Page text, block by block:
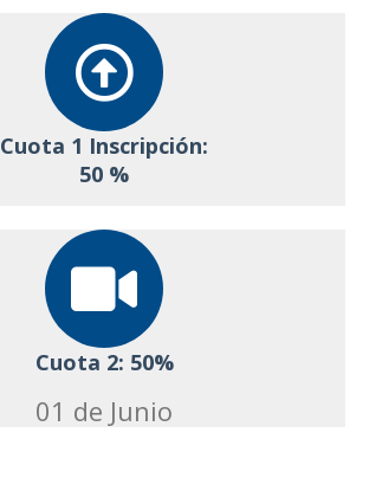
Cuota 1 Inscripción:
50 %
Cuota 2: 50%
01 de Junio